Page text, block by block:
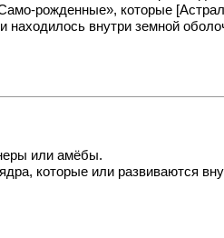
рожденные», которые
внутри земной
или амёбы.
которые или развиваются